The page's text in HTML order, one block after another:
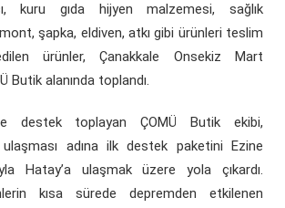
kuru gıda hijyen malzemesi, sağlık
şapka, eldiven, atkı gibi ürünleri teslim
ürünler, Çanakkale Onsekiz Mart
Butik alanında toplandı.
destek toplayan ÇOMÜ Butik ekibi,
adına ilk destek paketini Ezine
Hatay’a ulaşmak üzere yola çıkardı.
kısa sürede depremden etkilenen